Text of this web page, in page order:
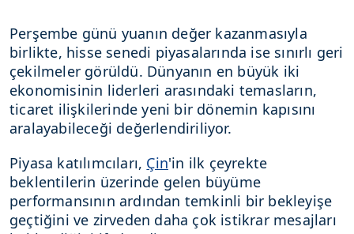
Perşembe günü yuanın değer kazanmasıyla
birlikte, hisse senedi piyasalarında ise sınırlı geri
çekilmeler görüldü. Dünyanın en büyük iki
ekonomisinin liderleri arasındaki temasların,
ticaret ilişkilerinde yeni bir dönemin kapısını
aralayabileceği değerlendiriliyor.
Piyasa katılımcıları, Çin'in ilk çeyrekte
beklentilerin üzerinde gelen büyüme
performansının ardından temkinli bir bekleyişe
geçtiğini ve zirveden daha çok istikrar mesajları